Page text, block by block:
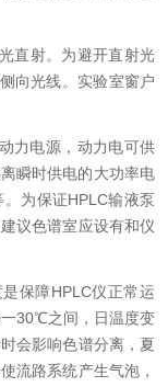
光直射。为避开直射光
向光线。实验室窗户
力电源，动力电可供
离瞬时供电的大功率电
。为保证HPLC输液泵
，建议色谱室应设有和仪
是保障HPLC仪正常运
30℃之间，日温度变
会影响色谱分离，夏
路系统产生气泡，